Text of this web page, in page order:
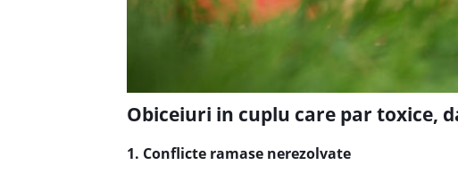
Obiceiuri in cuplu care par toxice,
1. Conflicte ramase nerezolvate